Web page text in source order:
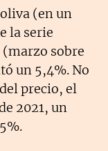
(en un
la serie
sobre
un 5,4%. No
precio, el
2021, un